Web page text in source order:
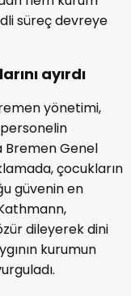
süreç devreye
ayırdı
yönetimi,
Bremen Genel
çocukların
güvenin en
dileyerek dini
kurumun